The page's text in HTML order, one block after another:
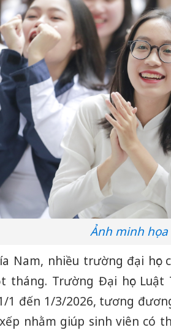
Ảnh minh họa
Nam, nhiều trường đại
tháng. Trường Đại học Luật
1 đến 1/3/2026, tương
nhằm giúp sinh viên có